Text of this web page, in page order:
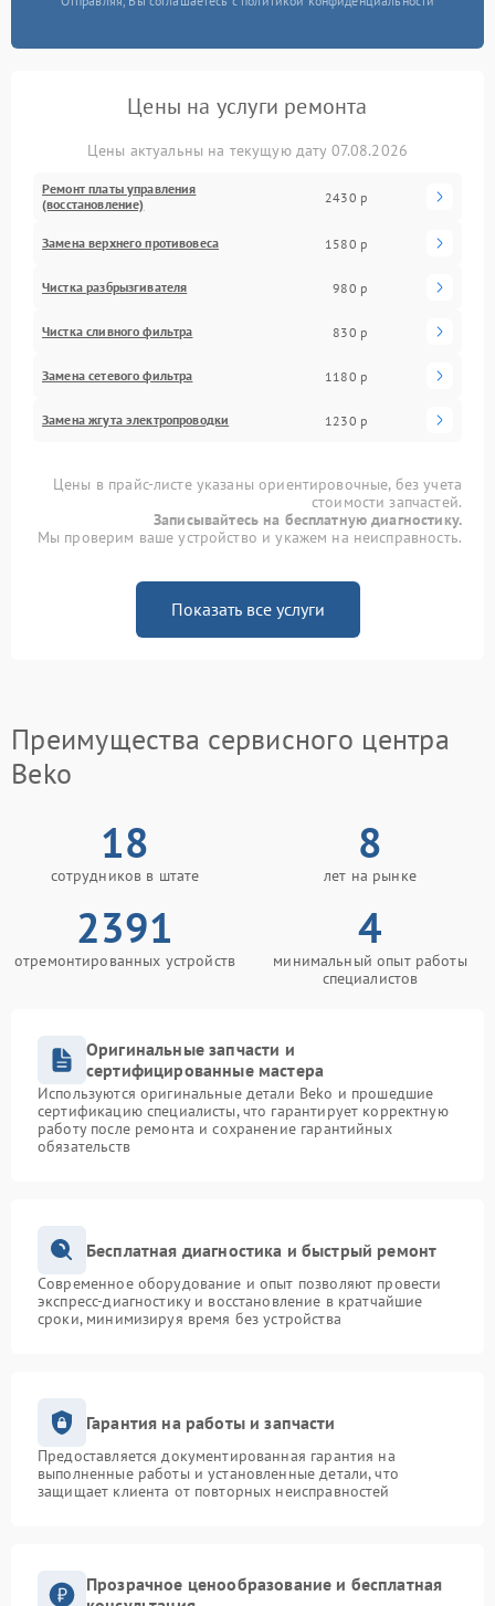
Цены на услуги ремонта
Цены актуальны на текущую дату 07.08.2026
Ремонт платы управления
(восстановление)
2430 р
Замена верхнего противовеса 1580 р
Чистка разбрызгивателя 980 р
Чистка сливного фильтра 830 р
Замена сетевого фильтра 1180 р
Замена жгута электропроводки 1230 р
Цены в прайс-листе указаны ориентировочные, без учета
стоимости запчастей.
Записывайтесь на бесплатную диагностику.
Мы проверим ваше устройство и укажем на неисправность.
Показать все услуги
Преимущества сервисного центра
Beko
18
сотрудников в штате
8
лет на рынке
2391
отремонтированных устройств
4
минимальный опыт работы
специалистов
Оригинальные запчасти и
сертифицированные мастера
Используются оригинальные детали Beko и прошедшие
сертификацию специалисты, что гарантирует корректную
работу после ремонта и сохранение гарантийных
обязательств
Бесплатная диагностика и быстрый ремонт
Современное оборудование и опыт позволяют провести
экспресс-диагностику и восстановление в кратчайшие
сроки, минимизируя время без устройства
Гарантия на работы и запчасти
Предоставляется документированная гарантия на
выполненные работы и установленные детали, что
защищает клиента от повторных неисправностей
Прозрачное ценообразование и бесплатная